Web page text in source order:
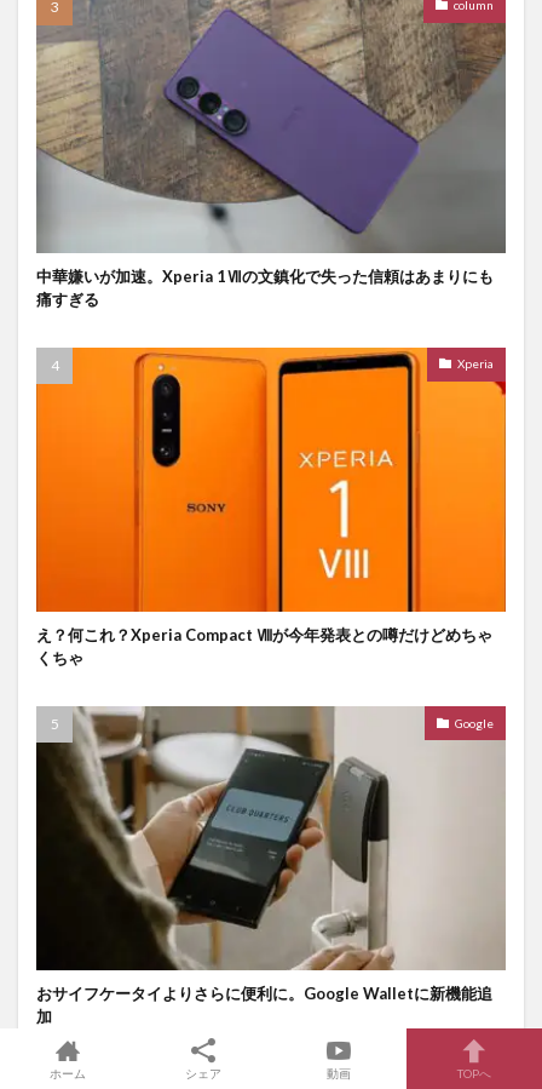
column
中華嫌いが加速。Xperia 1Ⅶの文鎮化で失った信頼はあまりにも
痛すぎる
Xperia
え？何これ？Xperia Compact Ⅷが今年発表との噂だけどめちゃ
くちゃ
Google
おサイフケータイよりさらに便利に。Google Walletに新機能追
加
ホーム シェア 動画 TOPへ